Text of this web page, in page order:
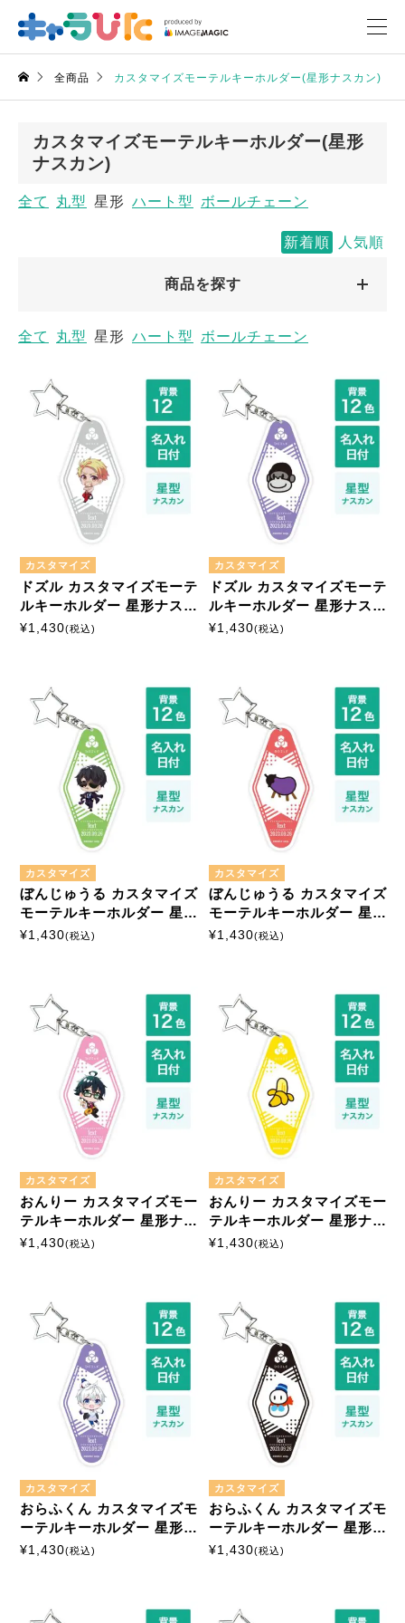
全商品 カスタマイズモーテルキーホルダー(星形ナスカン)
カスタマイズモーテルキーホルダー(星形
ナスカン)
全て 丸型 星形 ハート型 ボールチェーン
新着順 人気順
商品を探す
キャラクターから探す
キャラクターから探す
商品絞込 絞込解除
アイロンプリントシート
ミニサイズ はがきサイズ
A5サイズ A4サイズ
マルチプリントシート
はがきサイズ
カスタマイズ
モーテルキーホルダー
全て 丸型 星形 ハート型 ボールチェーン
カスタマイズ
ドズル カスタマイズモーテ
ルキーホルダー 星形ナスカ
ン
¥1,430(税込)
カスタマイズ
ドズル カスタマイズモーテ
ルキーホルダー 星形ナスカ
ン
¥1,430(税込)
カスタマイズ
ぼんじゅうる カスタマイズ
モーテルキーホルダー 星形
ナスカン
¥1,430(税込)
カスタマイズ
ぼんじゅうる カスタマイズ
モーテルキーホルダー 星形
ナスカン
¥1,430(税込)
カスタマイズ
おんりー カスタマイズモー
テルキーホルダー 星形ナス
カン
¥1,430(税込)
カスタマイズ
おんりー カスタマイズモー
テルキーホルダー 星形ナス
カン
¥1,430(税込)
カスタマイズ
おらふくん カスタマイズモ
ーテルキーホルダー 星形ナ
スカン
¥1,430(税込)
カスタマイズ
おらふくん カスタマイズモ
ーテルキーホルダー 星形ナ
スカン
¥1,430(税込)